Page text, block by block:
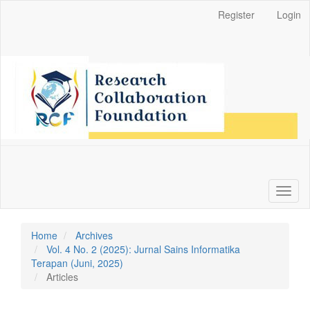
Register Login
Home
Archives
Vol. 4 No. 2 (2025): Jurnal Sains Informatika
Terapan (Juni, 2025)
Articles